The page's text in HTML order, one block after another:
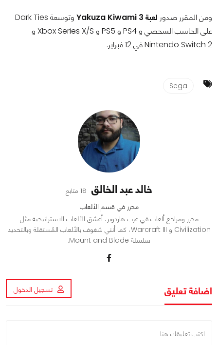
ومن المقرر صدور لعبة Yakuza Kiwami 3
وتوسعة Dark Ties
على الحاسب الشخصي و PS4 و PS5 و Xbox Series X/S و
Nintendo Switch 2 في 12 فبراير.
Sega
خالد عبد الخالق 18 متابع
محرر في قسم الألعاب
محرر ومراجع ألعاب في عرب هاردوير، أعشق الألعاب الاستراتيجية مثل
Civilization و Warcraft III، كما أنني شغوف بالألعاب المُستقلة وبالتحديد
سلسلة Mount and Blade.
اضافة تعليق تسجيل الدخول